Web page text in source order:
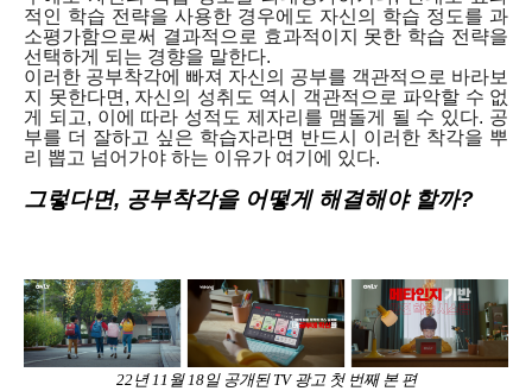
적인 학습 전략을 사용한 경우에도 자신의 학습 정도를 과
소평가함으로써 결과적으로 효과적이지 못한 학습 전략을
선택하게 되는 경향을 말한다.
이러한 공부착각에 빠져 자신의 공부를 객관적으로 바라보
지 못한다면, 자신의 성취도 역시 객관적으로 파악할 수 없
게 되고, 이에 따라 성적도 제자리를 맴돌게 될 수 있다. 공
부를 더 잘하고 싶은 학습자라면 반드시 이러한 착각을 뿌
리 뽑고 넘어가야 하는 이유가 여기에 있다.
그렇다면, 공부착각을 어떻게 해결해야 할까?
22년 11월 18일 공개된 TV 광고 첫 번째 본 편